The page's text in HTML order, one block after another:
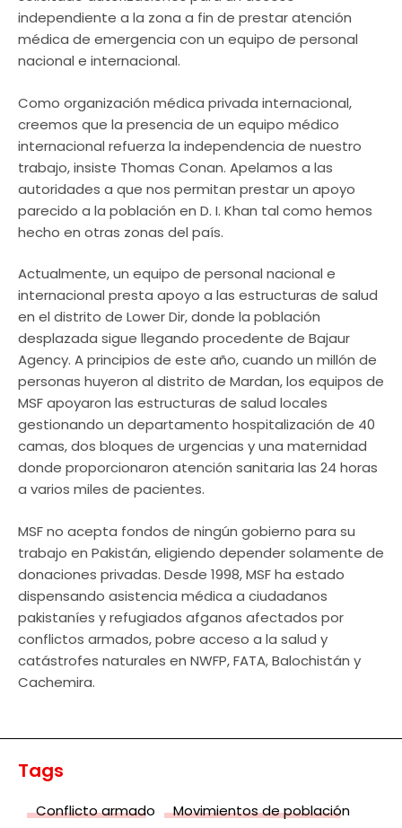
independiente a la zona a fin de prestar atención
médica de emergencia con un equipo de personal
nacional e internacional.
Como organización médica privada internacional,
creemos que la presencia de un equipo médico
internacional refuerza la independencia de nuestro
trabajo, insiste Thomas Conan. Apelamos a las
autoridades a que nos permitan prestar un apoyo
parecido a la población en D. I. Khan tal como hemos
hecho en otras zonas del país.
Actualmente, un equipo de personal nacional e
internacional presta apoyo a las estructuras de salud
en el distrito de Lower Dir, donde la población
desplazada sigue llegando procedente de Bajaur
Agency. A principios de este año, cuando un millón de
personas huyeron al distrito de Mardan, los equipos de
MSF apoyaron las estructuras de salud locales
gestionando un departamento hospitalización de 40
camas, dos bloques de urgencias y una maternidad
donde proporcionaron atención sanitaria las 24 horas
a varios miles de pacientes.
MSF no acepta fondos de ningún gobierno para su
trabajo en Pakistán, eligiendo depender solamente de
donaciones privadas. Desde 1998, MSF ha estado
dispensando asistencia médica a ciudadanos
pakistaníes y refugiados afganos afectados por
conflictos armados, pobre acceso a la salud y
catástrofes naturales en NWFP, FATA, Balochistán y
Cachemira.
Tags
Conflicto armado
Movimientos de población